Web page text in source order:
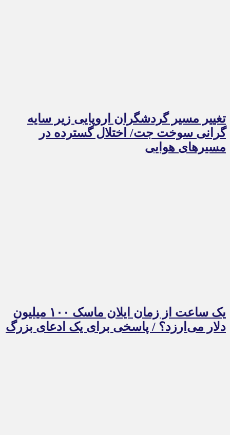
تغییر مسیر گردشگران اروپایی زیر سایه
گرانی سوخت جت/ اختلال گسترده در
مسیرهای هوایی
یک ساعت از زمان ایلان ماسک ۱۰۰ میلیون
دلار می‌ارزد؟ / پاسخی برای یک ادعای بزرگ